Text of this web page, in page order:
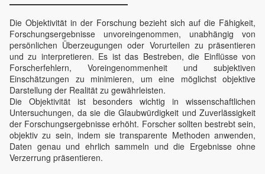
Die Objektivität in der Forschung bezieht sich auf die Fähigkeit,
Forschungsergebnisse unvoreingenommen, unabhängig von
persönlichen Überzeugungen oder Vorurteilen zu präsentieren
und zu interpretieren. Es ist das Bestreben, die Einflüsse von
Forscherfehlern, Voreingenommenheit und subjektiven
Einschätzungen zu minimieren, um eine möglichst objektive
Darstellung der Realität zu gewährleisten.
Die Objektivität ist besonders wichtig in wissenschaftlichen
Untersuchungen, da sie die Glaubwürdigkeit und Zuverlässigkeit
der Forschungsergebnisse erhöht. Forscher sollten bestrebt sein,
objektiv zu sein, indem sie transparente Methoden anwenden,
Daten genau und ehrlich sammeln und die Ergebnisse ohne
Verzerrung präsentieren.